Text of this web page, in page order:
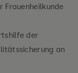
der
an